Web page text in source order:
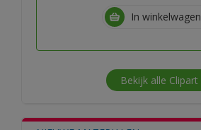
In winkelwagen
Bekijk alle Clipart